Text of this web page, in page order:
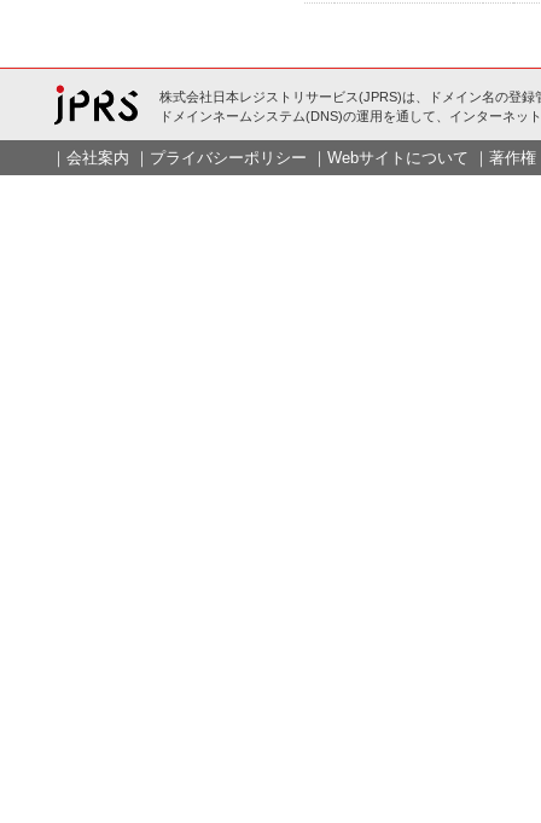
株式会社日本レジストリサービス(JPRS)は、ドメイン名の登録
ドメインネームシステム(DNS)の運用を通して、インターネッ
｜ 会社案内 ｜ プライバシーポリシー ｜ Webサイトについて ｜ 著作権